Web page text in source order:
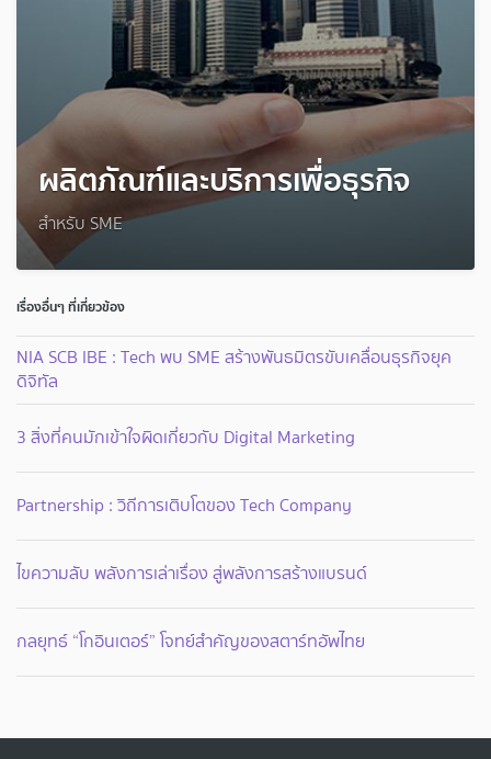
ผลิตภัณฑ์และบริการเพื่อธุรกิจ
สำหรับ SME
เรื่องอื่นๆ ที่เกี่ยวข้อง
NIA SCB IBE : Tech พบ SME สร้างพันธมิตรขับเคลื่อนธุรกิจยุค
ดิจิทัล
3 สิ่งที่คนมักเข้าใจผิดเกี่ยวกับ Digital Marketing
Partnership : วิถีการเติบโตของ Tech Company
ไขความลับ พลังการเล่าเรื่อง สู่พลังการสร้างแบรนด์
กลยุทธ์ “โกอินเตอร์” โจทย์สำคัญของสตาร์ทอัพไทย